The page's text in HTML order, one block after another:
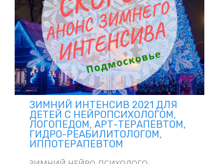
ЗИМНИЙ ИНТЕНСИВ 2021 ДЛЯ
ДЕТЕЙ С НЕЙРОПСИХОЛОГОМ,
ЛОГОПЕДОМ, АРТ-ТЕРАПЕВТОМ,
ГИДРО-РЕАБИЛИТОЛОГОМ,
ИППОТЕРАПЕВТОМ